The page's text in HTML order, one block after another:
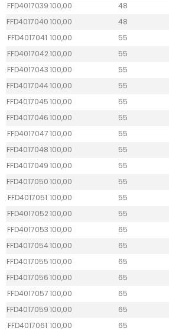
FFD4017039100,00 48
FFD4017040100,00 48
FFD4017041 100,00 55
FFD4017042100,00 55
FFD4017043100,00 55
FFD4017044100,00 55
FFD4017045100,00 55
FFD4017046100,00 55
FFD4017047100,00 55
FFD4017048100,00 55
FFD4017049100,00 55
FFD4017050100,00 55
FFD4017051 100,00 55
FFD4017052100,00 55
FFD4017053100,00 65
FFD4017054100,00 65
FFD4017055100,00 65
FFD4017056100,00 65
FFD4017057100,00 65
FFD4017059100,00 65
FFD4017061 100,00 65